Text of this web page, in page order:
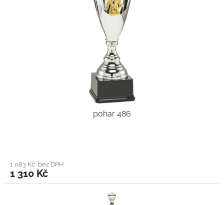
pohar 486
1 083 Kč bez DPH
1 310 Kč